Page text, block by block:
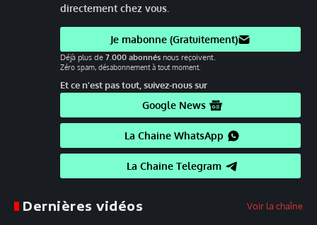
directement chez vous.
Je mabonne (Gratuitement)
Déjà plus de 7.000 abonnés nous reçoivent.
Zéro spam, désabonnement à tout moment.
Et ce n'est pas tout, suivez-nous sur
Google News
La Chaine WhatsApp
La Chaine Telegram
Dernières vidéos Voir la chaîne